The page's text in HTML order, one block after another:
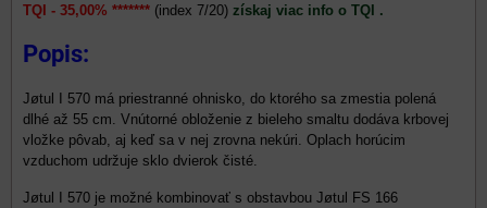
TQI - 35,00% ******* (index 7/20) získaj viac info o TQI .
Popis:
Jøtul I 570 má priestranné ohnisko, do ktorého sa zmestia polená
dlhé až 55 cm. Vnútorné obloženie z bieleho smaltu dodáva krbovej
vložke pôvab, aj keď sa v nej zrovna nekúri. Oplach horúcim
vzduchom udržuje sklo dvierok čisté.
Jøtul I 570 je možné kombinovať s obstavbou Jøtul FS 166